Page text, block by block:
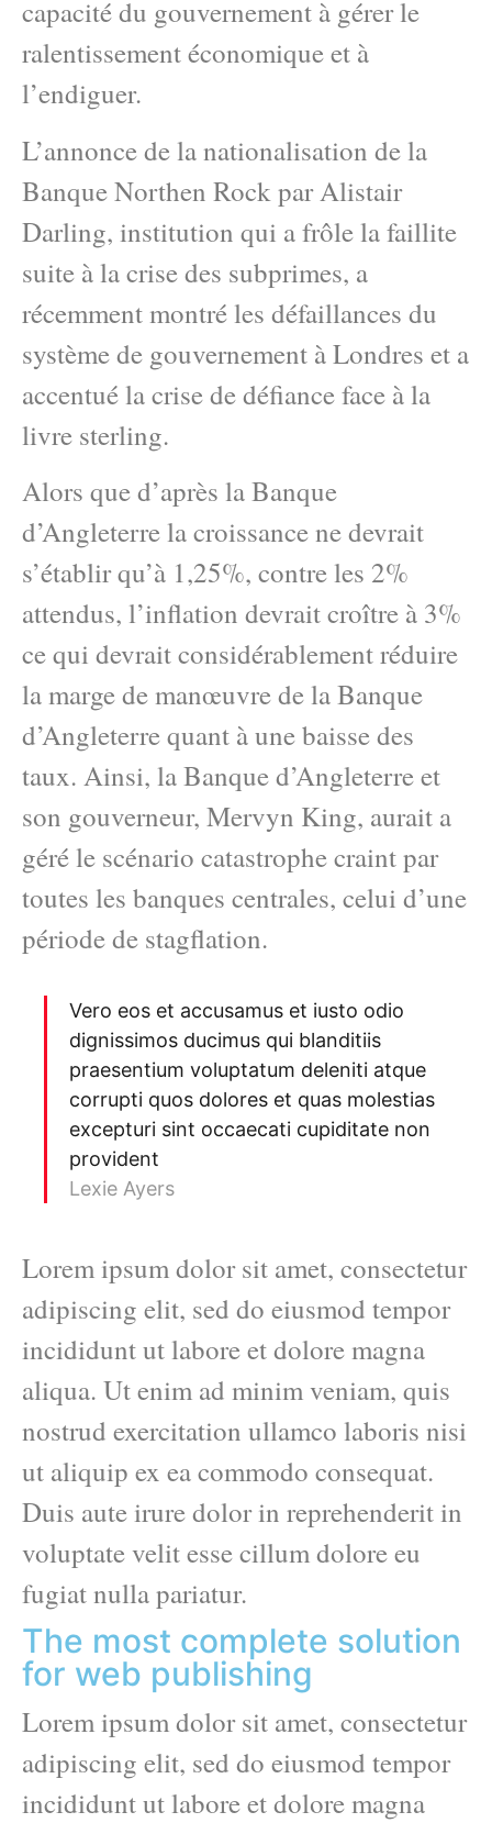
capacité du gouvernement à gérer le
ralentissement économique et à
l’endiguer.
L’annonce de la nationalisation de la
Banque Northen Rock par Alistair
Darling, institution qui a frôle la faillite
suite à la crise des subprimes, a
récemment montré les défaillances du
système de gouvernement à Londres et a
accentué la crise de défiance face à la
livre sterling.
Alors que d’après la Banque
d’Angleterre la croissance ne devrait
s’établir qu’à 1,25%, contre les 2%
attendus, l’inflation devrait croître à 3%
ce qui devrait considérablement réduire
la marge de manœuvre de la Banque
d’Angleterre quant à une baisse des
taux. Ainsi, la Banque d’Angleterre et
son gouverneur, Mervyn King, aurait a
géré le scénario catastrophe craint par
toutes les banques centrales, celui d’une
période de stagflation.
Vero eos et accusamus et iusto odio
dignissimos ducimus qui blanditiis
praesentium voluptatum deleniti atque
corrupti quos dolores et quas molestias
excepturi sint occaecati cupiditate non
provident
Lexie Ayers
Lorem ipsum dolor sit amet, consectetur
adipiscing elit, sed do eiusmod tempor
incididunt ut labore et dolore magna
aliqua. Ut enim ad minim veniam, quis
nostrud exercitation ullamco laboris nisi
ut aliquip ex ea commodo consequat.
Duis aute irure dolor in reprehenderit in
voluptate velit esse cillum dolore eu
fugiat nulla pariatur.
The most complete solution
for web publishing
Lorem ipsum dolor sit amet, consectetur
adipiscing elit, sed do eiusmod tempor
incididunt ut labore et dolore magna